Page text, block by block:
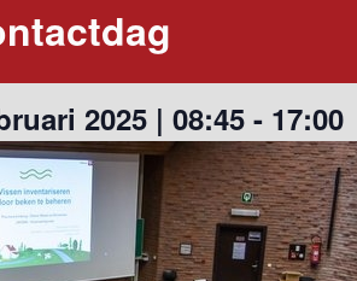
2025 | 08:45 - 17:00